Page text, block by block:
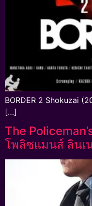
BORDER 2 Shokuzai
[…]
The
โพลิซแมนส์ ลินเ